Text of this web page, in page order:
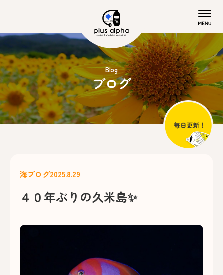
Blog
ブログ
海ブログ2025.8.29
４０年ぶりの久米島✨